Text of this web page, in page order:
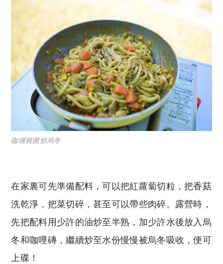
咖喱雜菌炒烏冬
在家裏可先準備配料，可以把紅蘿蔔切粒，把香菇
洗乾淨，把菜切碎，甚至可以帶些肉碎。露營時，
先把配料用少許的油炒至半熟，加少許水後放入烏
冬和咖哩磚，繼續炒至水份慢慢被烏冬吸收，便可
上碟！